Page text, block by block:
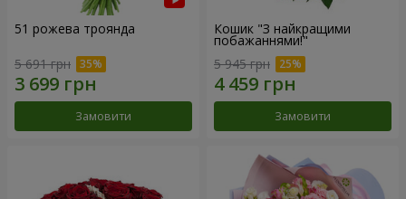
51 рожева троянда
5 691 грн
Замовити
Кошик "З найкращими
побажаннями!"
5 945 грн
Замовити